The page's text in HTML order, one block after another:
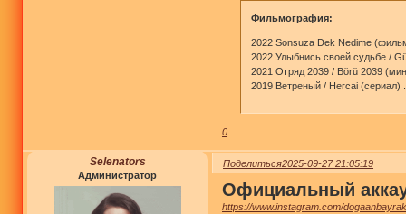
Фильмография:
2022 Sonsuza Dek Nedime
2022 Улыбнись своей судьбе /
2021 Отряд 2039 / Börü 2039
2019 Ветреный / Hercai (сериал)
0
Поделиться2025-09-27 21:05:19
Selenators
Администратор
Официальный
https://www.instagram.com/